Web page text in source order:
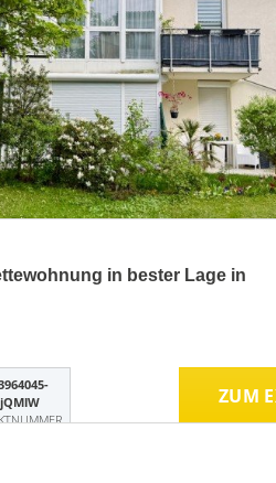
in bester Lage in
ZUM